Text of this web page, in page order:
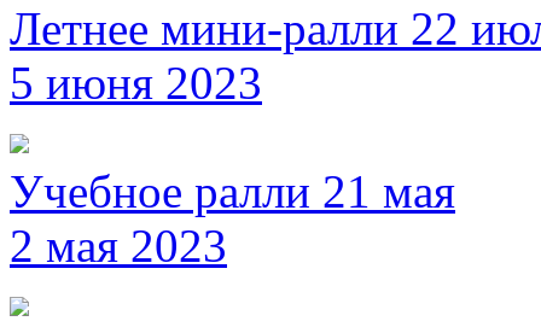
Летнее мини-ралли 22
5 июня 2023
Учебное ралли 21 мая
2 мая 2023